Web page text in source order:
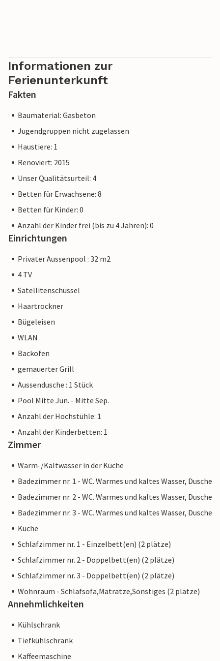
befindet sich in Fazana, das rund 15 km von Jursici entfernt
ist.
Informationen zur
Ferienunterkunft
Fakten
Baumaterial: Gasbeton
Jugendgruppen nicht zugelassen
Haustiere: 1
Renoviert: 2015
Unser Qualitätsurteil: 4
Betten für Erwachsene: 8
Betten für Kinder: 0
Anzahl der Kinder frei (bis zu 4 Jahren): 0
Einrichtungen
Privater Aussenpool : 32 m2
4 TV
Satellitenschüssel
Haartrockner
Bügeleisen
WLAN
Backofen
gemauerter Grill
Aussendusche : 1 Stück
Pool Mitte Jun. - Mitte Sep.
Anzahl der Hochstühle: 1
Anzahl der Kinderbetten: 1
Zimmer
Warm-/Kaltwasser in der Küche
Badezimmer nr. 1 - WC. Warmes und kaltes Wasser, Dusche
Badezimmer nr. 2 - WC. Warmes und kaltes Wasser, Dusche
Badezimmer nr. 3 - WC. Warmes und kaltes Wasser, Dusche
Küche
Schlafzimmer nr. 1 - Einzelbett(en) (2 plätze)
Schlafzimmer nr. 2 - Doppelbett(en) (2 plätze)
Schlafzimmer nr. 3 - Doppelbett(en) (2 plätze)
Wohnraum - Schlafsofa,Matratze,Sonstiges (2 plätze)
Annehmlichkeiten
Kühlschrank
Tiefkühlschrank
Kaffeemaschine